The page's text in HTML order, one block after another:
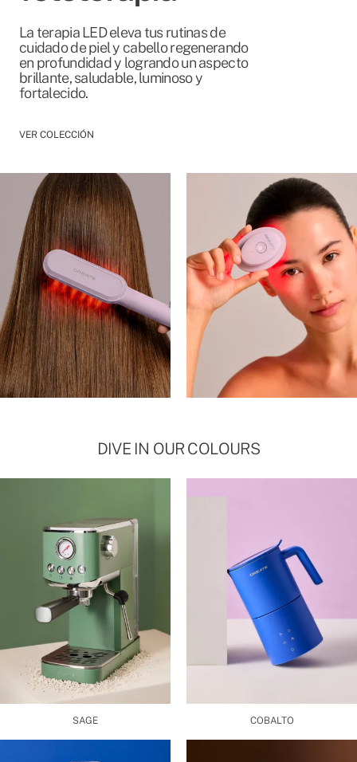
La terapia LED eleva tus rutinas de
cuidado de piel y cabello regenerando
en profundidad y logrando un aspecto
brillante, saludable, luminoso y
fortalecido.
VER COLECCIÓN
DIVE IN OUR COLOURS
SAGE COBALTO